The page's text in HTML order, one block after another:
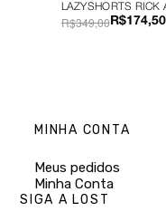
LAZYSHORTS RICK
R$174,50
R$349,00
MINHA CONTA
Meus pedidos
Minha Conta
SIGA A LOST